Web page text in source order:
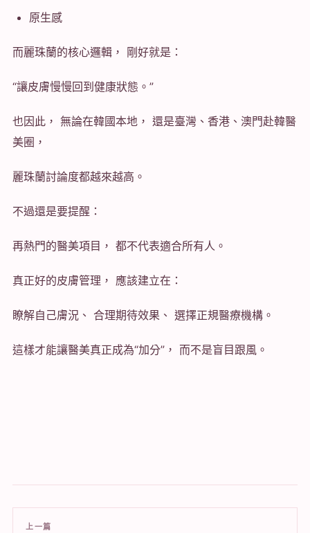
原生感
而麗珠蘭的核心邏輯， 剛好就是：
“讓皮膚慢慢回到健康狀態。”
也因此， 無論在韓國本地， 還是臺灣、香港、澳門赴韓醫
美圈，
麗珠蘭討論度都越來越高。
不過還是要提醒：
再熱門的醫美項目， 都不代表適合所有人。
真正好的皮膚管理， 應該建立在：
瞭解自己膚況、 合理期待效果、 選擇正規醫療機構。
這樣才能讓醫美真正成為“加分”， 而不是盲目跟風。
上一篇